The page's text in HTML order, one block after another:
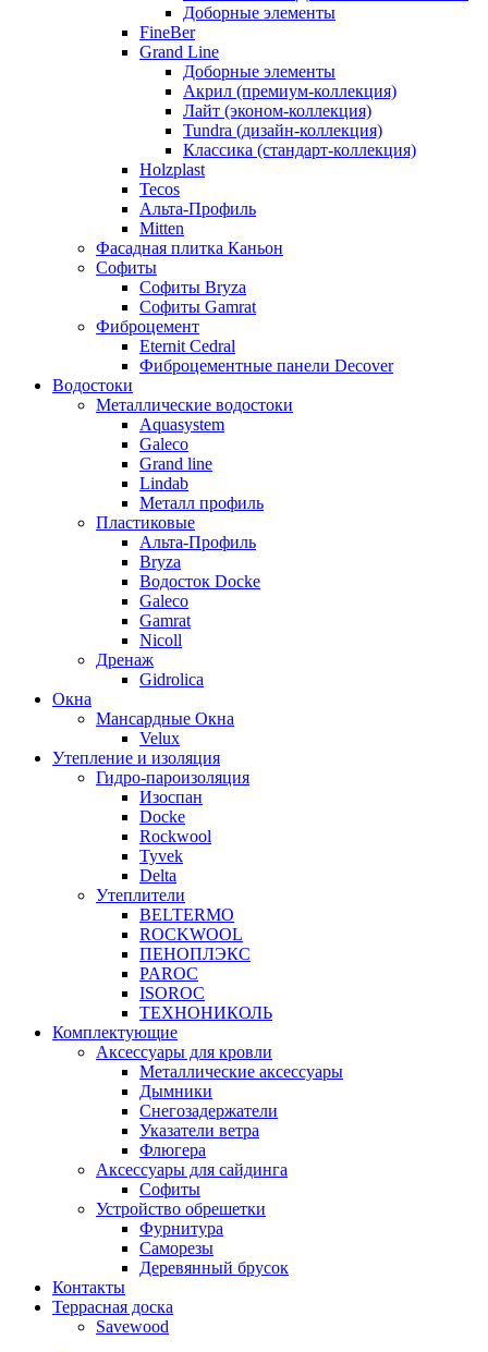
Доборные элементы
FineBer
Grand Line
Доборные элементы
Акрил (премиум-коллекция)
Лайт (эконом-коллекция)
Tundra (дизайн-коллекция)
Классика (стандарт-коллекция)
Holzplast
Tecos
Альта-Профиль
Mitten
Фасадная плитка Каньон
Софиты
Софиты Bryza
Софиты Gamrat
Фиброцемент
Eternit Cedral
Фиброцементные панели Decover
Водостоки
Металлические водостоки
Aquasystem
Galeco
Grand line
Lindab
Металл профиль
Пластиковые
Альта-Профиль
Bryza
Водосток Docke
Galeco
Gamrat
Nicoll
Дренаж
Gidrolica
Окна
Мансардные Окна
Velux
Утепление и изоляция
Гидро-пароизоляция
Изоспан
Docke
Rockwool
Tyvek
Delta
Утеплители
BELTERMO
ROCKWOOL
ПЕНОПЛЭКС
PAROC
ISOROC
ТЕХНОНИКОЛЬ
Комплектующие
Аксессуары для кровли
Металлические аксессуары
Дымники
Снегозадержатели
Указатели ветра
Флюгера
Аксессуары для сайдинга
Софиты
Устройство обрешетки
Фурнитура
Саморезы
Деревянный брусок
Контакты
Террасная доска
Savewood